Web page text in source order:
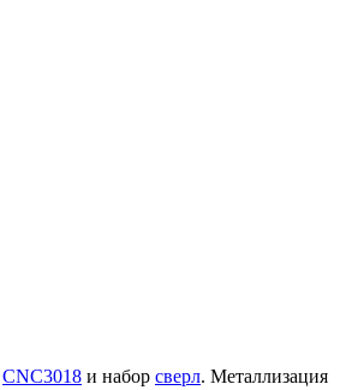
CNC3018 и набор сверл. Металлизация